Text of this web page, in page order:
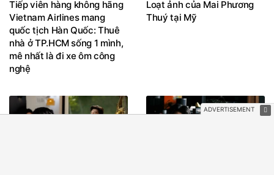
Tiếp viên hàng không hãng
Vietnam Airlines mang
quốc tịch Hàn Quốc: Thuê
nhà ở TP.HCM sống 1 mình,
mê nhất là đi xe ôm công
nghệ
Loạt ảnh của Mai Phương
Thuý tại Mỹ